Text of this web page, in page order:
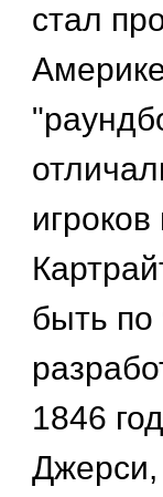
стал
быть по
1846
Джерси,